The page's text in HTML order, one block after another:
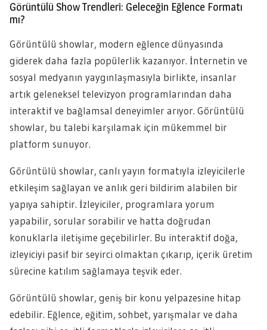
Görüntülü Show Trendleri: Geleceğin Eğlence Formatı
mı?
Görüntülü showlar, modern eğlence dünyasında
giderek daha fazla popülerlik kazanıyor. İnternetin ve
sosyal medyanın yaygınlaşmasıyla birlikte, insanlar
artık geleneksel televizyon programlarından daha
interaktif ve bağlamsal deneyimler arıyor. Görüntülü
showlar, bu talebi karşılamak için mükemmel bir
platform sunuyor.
Görüntülü showlar, canlı yayın formatıyla izleyicilerle
etkileşim sağlayan ve anlık geri bildirim alabilen bir
yapıya sahiptir. İzleyiciler, programlara yorum
yapabilir, sorular sorabilir ve hatta doğrudan
konuklarla iletişime geçebilirler. Bu interaktif doğa,
izleyiciyi pasif bir seyirci olmaktan çıkarıp, içerik üretim
sürecine katılım sağlamaya teşvik eder.
Görüntülü showlar, geniş bir konu yelpazesine hitap
edebilir. Eğlence, eğitim, sohbet, yarışmalar ve daha